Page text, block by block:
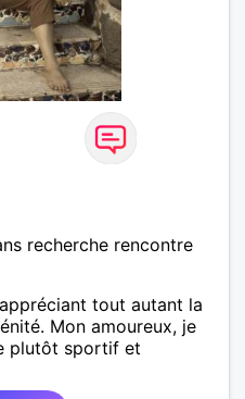
recherche rencontre
tout autant la
Mon amoureux, je
plutôt sportif et